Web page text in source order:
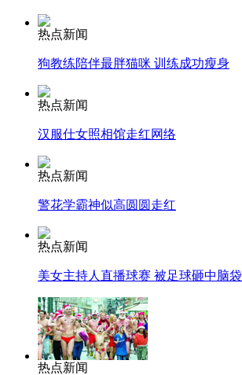
走！跟着总书记去植树
纽约上演“枕头大战”
热点新闻
狗教练陪伴最胖猫咪 训练成功瘦身
热点新闻
汉服仕女照相馆走红网络
热点新闻
警花学霸神似高圆圆走红
热点新闻
美女主持人直播球赛 被足球砸中脑袋
热点新闻